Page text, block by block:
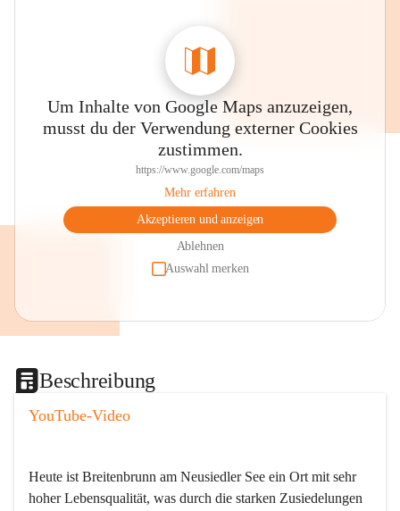
Um Inhalte von Google Maps anzuzeigen,
musst du der Verwendung externer Cookies
zustimmen.
https://www.google.com/maps
Mehr erfahren
Akzeptieren und anzeigen
Ablehnen
Auswahl merken
Beschreibung
YouTube-Video
Heute ist Breitenbrunn am Neusiedler See ein Ort mit sehr
hoher Lebensqualität, was durch die starken Zusiedelungen